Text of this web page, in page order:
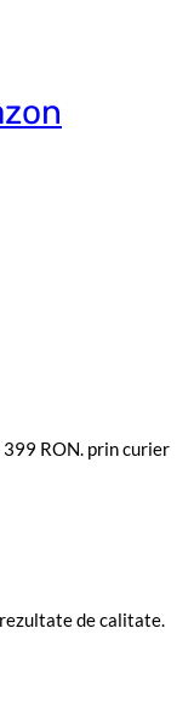
RON. prin curier
de calitate.